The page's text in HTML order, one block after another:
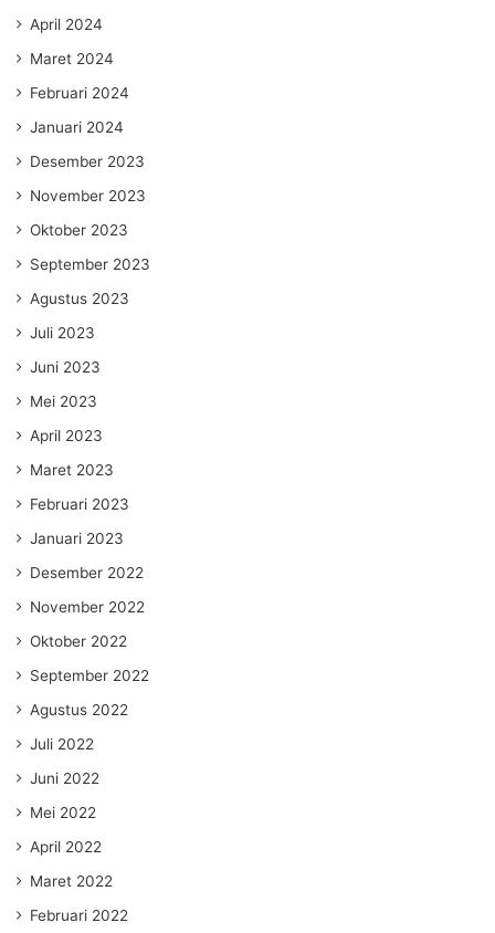
April 2024
Maret 2024
Februari 2024
Januari 2024
Desember 2023
November 2023
Oktober 2023
September 2023
Agustus 2023
Juli 2023
Juni 2023
Mei 2023
April 2023
Maret 2023
Februari 2023
Januari 2023
Desember 2022
November 2022
Oktober 2022
September 2022
Agustus 2022
Juli 2022
Juni 2022
Mei 2022
April 2022
Maret 2022
Februari 2022